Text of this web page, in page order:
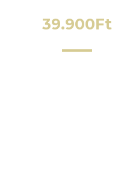
39.900Ft